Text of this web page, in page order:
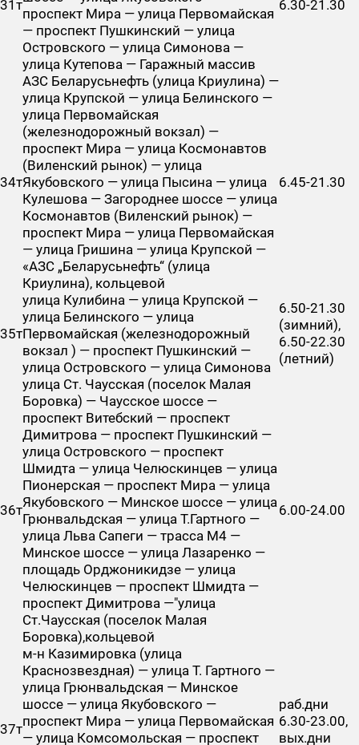
31т
проспект Мира — улица Первомайская
— проспект Пушкинский — улица
Островского — улица Симонова —
улица Кутепова — Гаражный массив
6.30-21.30
34т
АЗС Беларусьнефть (улица Криулина) —
улица Крупской — улица Белинского —
улица Первомайская
(железнодорожный вокзал) —
проспект Мира — улица Космонавтов
(Виленский рынок) — улица
Якубовского — улица Пысина — улица
Кулешова — Загороднее шоссе — улица
Космонавтов (Виленский рынок) —
проспект Мира — улица Первомайская
— улица Гришина — улица Крупской —
«АЗС „Беларусьнефть“ (улица
Криулина), кольцевой
6.45-21.30
35т
улица Кулибина — улица Крупской —
улица Белинского — улица
Первомайская (железнодорожный
вокзал ) — проспект Пушкинский —
улица Островского — улица Симонова
6.50-21.30
(зимний),
6.50-22.30
(летний)
36т
улица Ст. Чаусская (поселок Малая
Боровка) — Чаусское шоссе —
проспект Витебский — проспект
Димитрова — проспект Пушкинский —
улица Островского — проспект
Шмидта — улица Челюскинцев — улица
Пионерская — проспект Мира — улица
Якубовского — Минское шоссе — улица
Грюнвальдская — улица Т.Гартного —
улица Льва Сапеги — трасса М4 —
Минское шоссе — улица Лазаренко —
площадь Орджоникидзе — улица
Челюскинцев — проспект Шмидта —
проспект Димитрова —"улица
Ст.Чаусская (поселок Малая
Боровка),кольцевой
6.00-24.00
37т
м-н Казимировка (улица
Краснозвездная) — улица Т. Гартного —
улица Грюнвальдская — Минское
шоссе — улица Якубовского —
проспект Мира — улица Первомайская
— улица Комсомольская — проспект
раб.дни
6.30-23.00,
вых.дни